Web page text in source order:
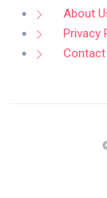
About
Privacy
Contact